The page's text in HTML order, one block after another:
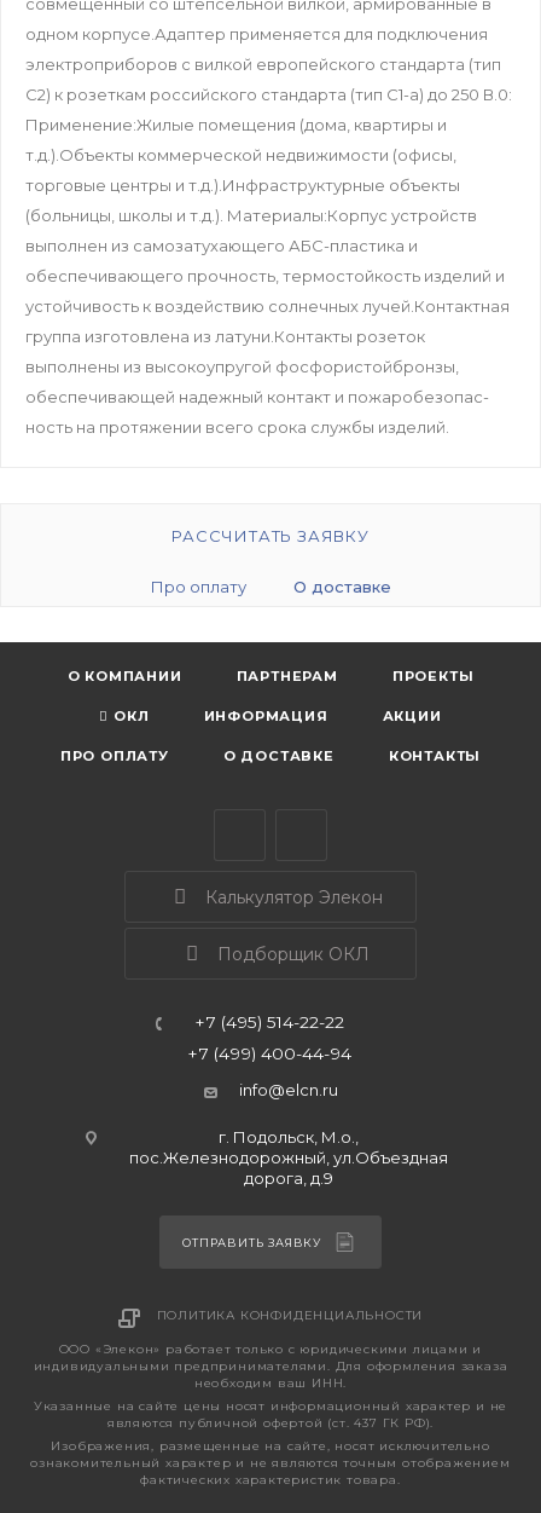
одном корпусе.Адаптер применяется для подключения
электроприборов с вилкой европейского стандарта (тип
С2) к розеткам российского стандарта (тип С1-а) до 250 В.0:
Применение:Жилые помещения (дома, квартиры и
т.д.).Объекты коммерческой недвижимости (офисы,
торговые центры и т.д.).Инфраструктурные объекты
(больницы, школы и т.д.). Материалы:Корпус устройств
выполнен из самозатухающего АБС-пластика и
обеспечивающего прочность, термостойкость изделий и
устойчивость к воздействию солнечных лучей.Контактная
группа изготовлена из латуни.Контакты розеток
выполнены из высокоупругой фосфористойбронзы,
обеспечивающей надежный контакт и пожаробезопас-
ность на протяжении всего срока службы изделий.
РАССЧИТАТЬ ЗАЯВКУ
Про оплату О доставке
О КОМПАНИИ ПАРТНЕРАМ ПРОЕКТЫ
ОКЛ ИНФОРМАЦИЯ АКЦИИ
ПРО ОПЛАТУ О ДОСТАВКЕ КОНТАКТЫ
Калькулятор Элекон
Подборщик ОКЛ
+7 (495) 514-22-22
+7 (499) 400-44-94
info@elcn.ru
г. Подольск, М.о.,
пос.Железнодорожный, ул.Объездная
дорога, д.9
ОТПРАВИТЬ ЗАЯВКУ
ПОЛИТИКА КОНФИДЕНЦИАЛЬНОСТИ
ООО «Элекон» работает только с юридическими лицами и
индивидуальными предпринимателями. Для оформления заказа
необходим ваш ИНН.
Указанные на сайте цены носят информационный характер и не
являются публичной офертой (ст. 437 ГК РФ).
Изображения, размещенные на сайте, носят исключительно
ознакомительный характер и не являются точным отображением
фактических характеристик товара.